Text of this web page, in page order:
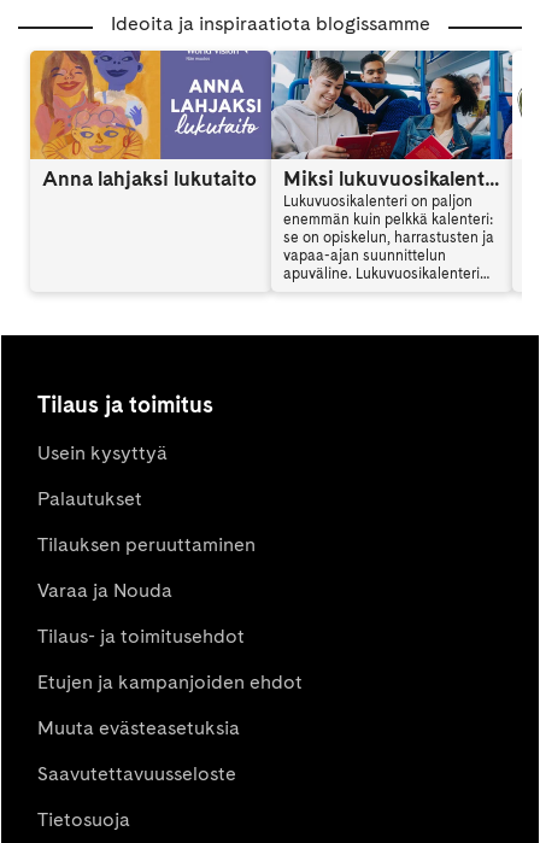
Ideoita ja inspiraatiota blogissamme
Anna lahjaksi lukutaito Miksi lukuvuosikalenteri kannattaa hankkia? Opiskelijan apuväline arjenhallintaan
Lukuvuosikalenteri on paljon
enemmän kuin pelkkä kalenteri:
se on opiskelun, harrastusten ja
vapaa-ajan suunnittelun
apuväline. Lukuvuosikalenteri
Tilaus ja toimitus
Usein kysyttyä
Palautukset
Tilauksen peruuttaminen
Varaa ja Nouda
Tilaus- ja toimitusehdot
Etujen ja kampanjoiden ehdot
Muuta evästeasetuksia
Saavutettavuusseloste
Tietosuoja